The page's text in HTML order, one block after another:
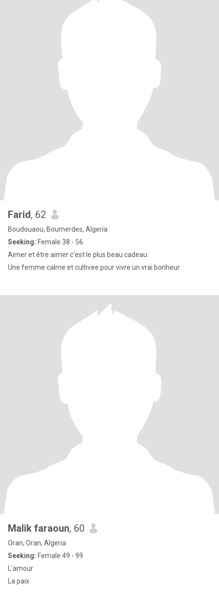
Farid, 62
Boudouaou, Boumerdes, Algeria
Seeking: Female 38 - 56
Aimer et être aimer c'est le plus beau cadeau.
Une femme calme et cultivee pour vivre un.vrai bonheur
Malik faraoun, 60
Oran, Oran, Algeria
Seeking: Female 49 - 99
L'amour
La paix